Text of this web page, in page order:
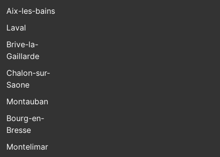
Aix-les-bains
Laval
Brive-la-
Gaillarde
Chalon-sur-
Saone
Montauban
Bourg-en-
Bresse
Montelimar